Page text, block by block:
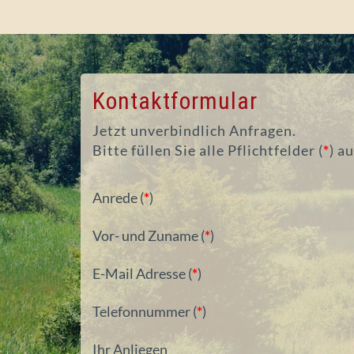
Kontaktformular
Jetzt unverbindlich Anfragen.
Bitte füllen Sie alle Pflichtfelder (*)
Anrede (*)
Vor- und Zuname (*)
E-Mail Adresse (*)
Telefonnummer (*)
Ihr Anliegen